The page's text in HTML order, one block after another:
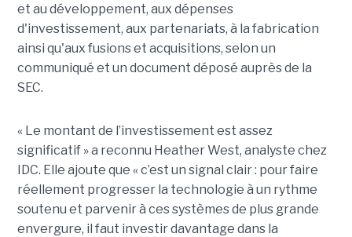
et au développement, aux dépenses
d'investissement, aux partenariats, à la fabrication
ainsi qu'aux fusions et acquisitions, selon un
communiqué et un document déposé auprès de la
SEC.
« Le montant de l’investissement est assez
significatif » a reconnu Heather West, analyste chez
IDC. Elle ajoute que « c’est un signal clair : pour faire
réellement progresser la technologie à un rythme
soutenu et parvenir à ces systèmes de plus grande
envergure, il faut investir davantage dans la